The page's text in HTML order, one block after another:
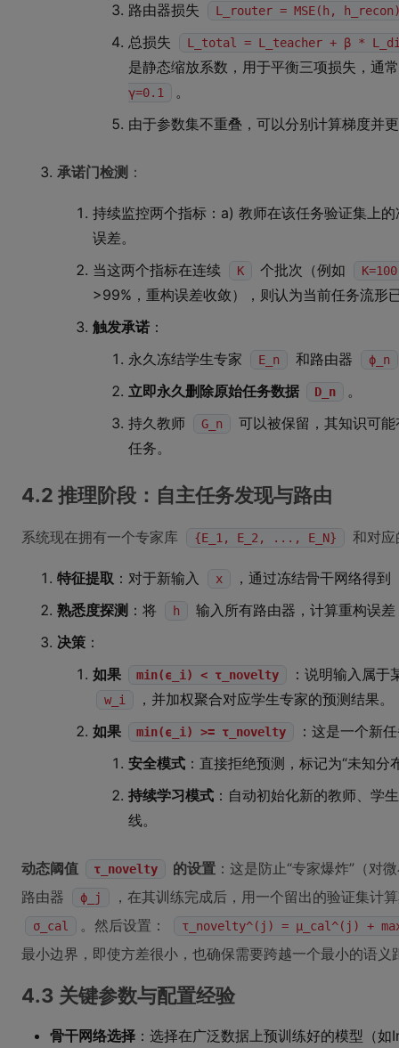
路由器损失
L_router = MSE(h,
总损失 L_total = L_teacher + β *
是静态缩放系数，用于平衡三项损失，通
γ=0.1
。
由于参数集不重叠，可以分别计算梯度并
承诺门检测 ：
持续监控两个指标：a) 教师在该任务验证集上
误差。
当这两个指标在连续
K 个批次（例如 K=100
>99%，重构误差收敛），则认为当前任务流形
触发承诺 ：
永久冻结学生专家
E_n 和路由器 ϕ_n
立即永久删除原始任务数据 D_n
。
持久教师
G_n
可以被保留，其知识可
任务。
4.2 推理阶段：自主任务发现与路由
系统现在拥有一个专家库 {E_1, E_2, ..., E_N} 和对
特征提取 ：对于新输入 x
，通过冻结骨干网络得到
熟悉度探测 ：将 h
输入所有路由器，计算重构误差
决策 ：
如果
min(ϵ_i) < τ_novelty ：说明输入属
w_i
，并加权聚合对应学生专家的预测结果。
如果
min(ϵ_i) >= τ_novelty
：这是一个新
安全模式 ：直接拒绝预测，标记为“未知
持续学习模式 ：自动初始化新的教师、学
线。
动态阈值 τ_novelty 的设置 ：这是防止“专家爆炸”（对
路由器
ϕ_j ，在其训练完成后，用一个留出的验证集计
σ_cal 。然后设置： τ_novelty^(j) = µ_cal^(j) +
最小边界，即使方差很小，也确保需要跨越一个最小的语义
4.3 关键参数与配置经验
骨干网络选择 ：选择在广泛数据上预训练好的模型（